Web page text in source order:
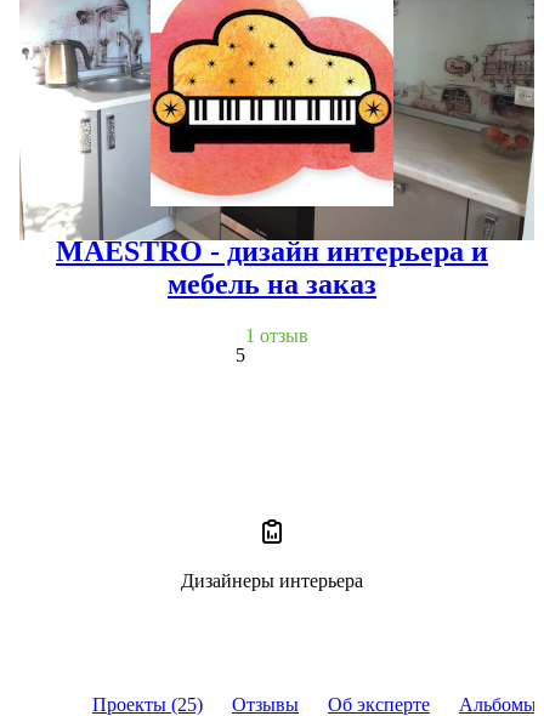
Проекты (25) Отзывы Об эксперте Альбомы
MAESTRO - дизайн интерьера и
мебель на заказ
5
1 отзыв
Дизайнеры интерьера